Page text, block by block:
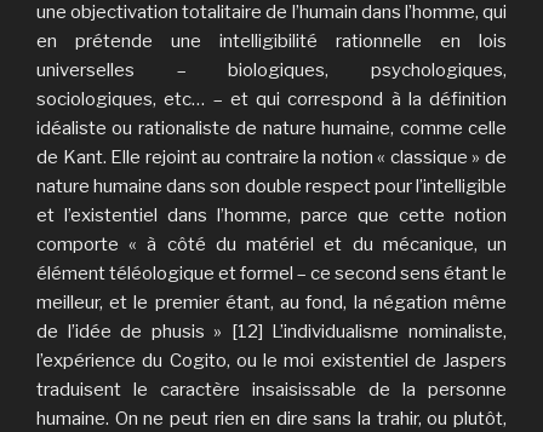
une objectivation totalitaire de l’humain dans l’homme, qui
en prétende une intelligibilité rationnelle en lois
universelles – biologiques, psychologiques,
sociologiques, etc… – et qui correspond à la définition
idéaliste ou rationaliste de nature humaine, comme celle
de Kant. Elle rejoint au contraire la notion « classique » de
nature humaine dans son double respect pour l’intelligible
et l’existentiel dans l’homme, parce que cette notion
comporte « à côté du matériel et du mécanique, un
élément téléologique et formel – ce second sens étant le
meilleur, et le premier étant, au fond, la négation même
de l’idée de phusis » [12] L’individualisme nominaliste,
l’expérience du Cogito, ou le moi existentiel de Jaspers
traduisent le caractère insaisissable de la personne
humaine. On ne peut rien en dire sans la trahir, ou plutôt,